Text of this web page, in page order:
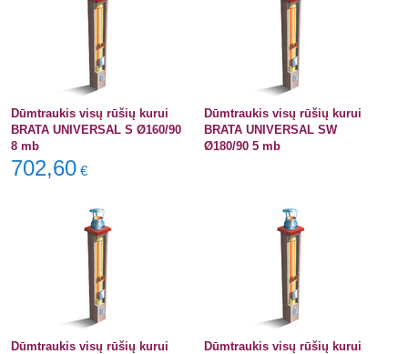
Dūmtraukis visų rūšių kurui
BRATA UNIVERSAL S Ø160/90
8 mb
702,60 €
Dūmtraukis visų rūšių kurui
BRATA UNIVERSAL SW
Ø180/90 5 mb
Dūmtraukis visų rūšių kurui Dūmtraukis visų rūšių kurui